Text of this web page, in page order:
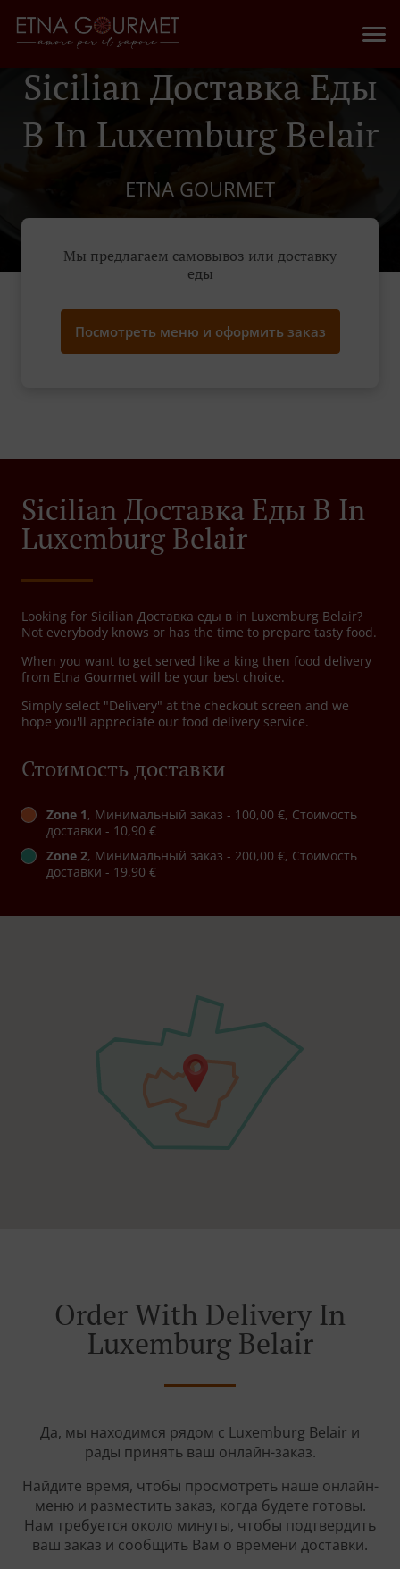
Sicilian Доставка Еды
В In Luxemburg Belair
ETNA GOURMET
Мы предлагаем самовывоз или доставку
еды
Посмотреть меню и оформить заказ
Sicilian Доставка Еды В In
Luxemburg Belair
Looking for Sicilian Доставка еды в in Luxemburg Belair?
Not everybody knows or has the time to prepare tasty food.
When you want to get served like a king then food delivery
from Etna Gourmet will be your best choice.
Simply select "Delivery" at the checkout screen and we
hope you'll appreciate our food delivery service.
Стоимость доставки
Zone 1, Минимальный заказ - 100,00 €, Стоимость
доставки - 10,90 €
Zone 2, Минимальный заказ - 200,00 €, Стоимость
доставки - 19,90 €
Order With Delivery In
Luxemburg Belair
Да, мы находимся рядом с Luxemburg Belair и
рады принять ваш онлайн-заказ.
Найдите время, чтобы просмотреть наше онлайн-
меню и разместить заказ, когда будете готовы.
Нам требуется около минуты, чтобы подтвердить
ваш заказ и сообщить Вам о времени доставки.